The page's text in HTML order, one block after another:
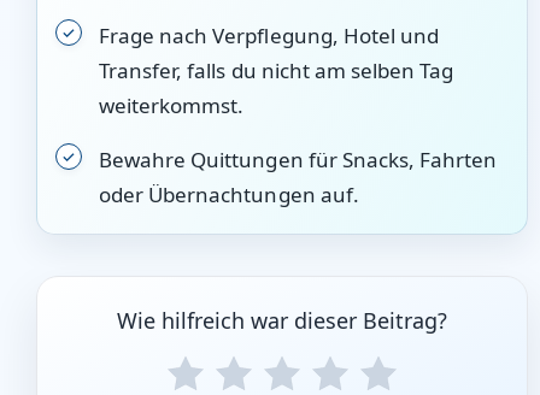
Frage nach Verpflegung, Hotel und
Transfer, falls du nicht am selben Tag
weiterkommst.
Bewahre Quittungen für Snacks, Fahrten
oder Übernachtungen auf.
Wie hilfreich war dieser Beitrag?